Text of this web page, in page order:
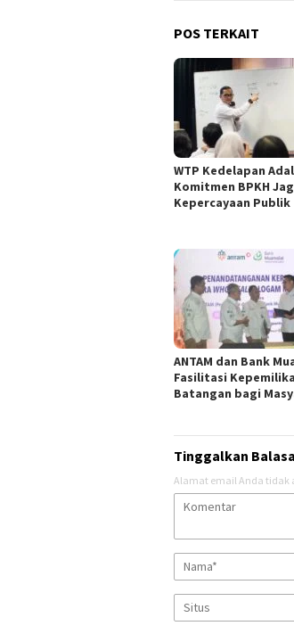
POS TERKAIT
WTP Kedelapan
Komitmen BPKH
Kepercayaan Publik
ANTAM dan Bank
Fasilitasi
Batangan bagi
Tinggalkan
Alamat email Anda tidak